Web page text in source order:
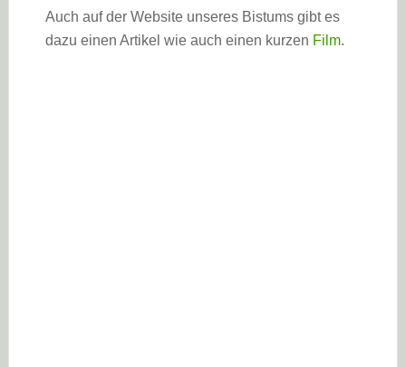
Auch auf der Website unseres Bistums gibt es
dazu einen Artikel wie auch einen kurzen Film.